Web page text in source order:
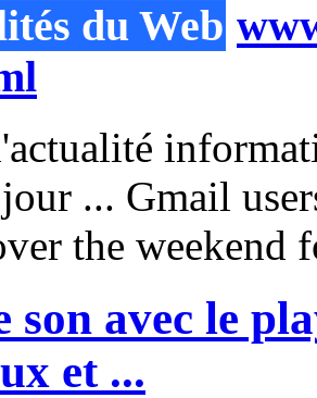
du Web
... Gmail
the weekend
son avec le
et ...